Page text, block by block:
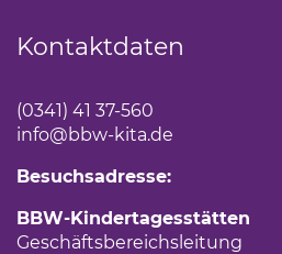
Kontaktdaten
(0341) 41 37-560
info@bbw-kita.de
Besuchsadresse:
BBW-Kindertagesstätten
Geschäftsbereichsleitung